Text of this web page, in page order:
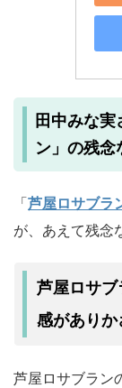
田中みな実
ン」の残念
「芦屋ロサブラ
が、あえて残念
芦屋ロサ
感がありか
芦屋ロサブラン